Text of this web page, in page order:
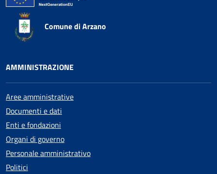
Comune di Arzano
AMMINISTRAZIONE
Aree amministrative
Documenti e dati
Enti e fondazioni
Organi di governo
Personale amministrativo
Politici